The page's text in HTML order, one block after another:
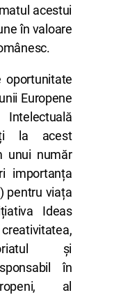
acestui
în valoare
oportunitate
Europene
la acest
unui număr
importanța
pentru viața
Ideas
și
în
al